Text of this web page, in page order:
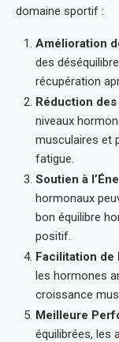
domaine sportif :
Amélioration
des
récupération
Réduction
niveaux
musculaires et
fatigue.
Soutien à
hormonaux
bon équilibre
positif.
Facilitation de
les hormones
croissance
Meilleure
équilibrées, les